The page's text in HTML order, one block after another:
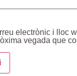
electrònic i lloc
vegada que